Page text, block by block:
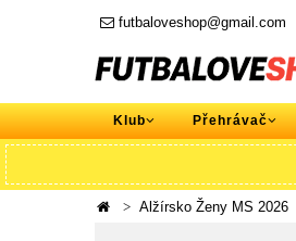
futbaloveshop@gmail.com
Klub Přehrávač
Alžírsko Ženy MS 2026